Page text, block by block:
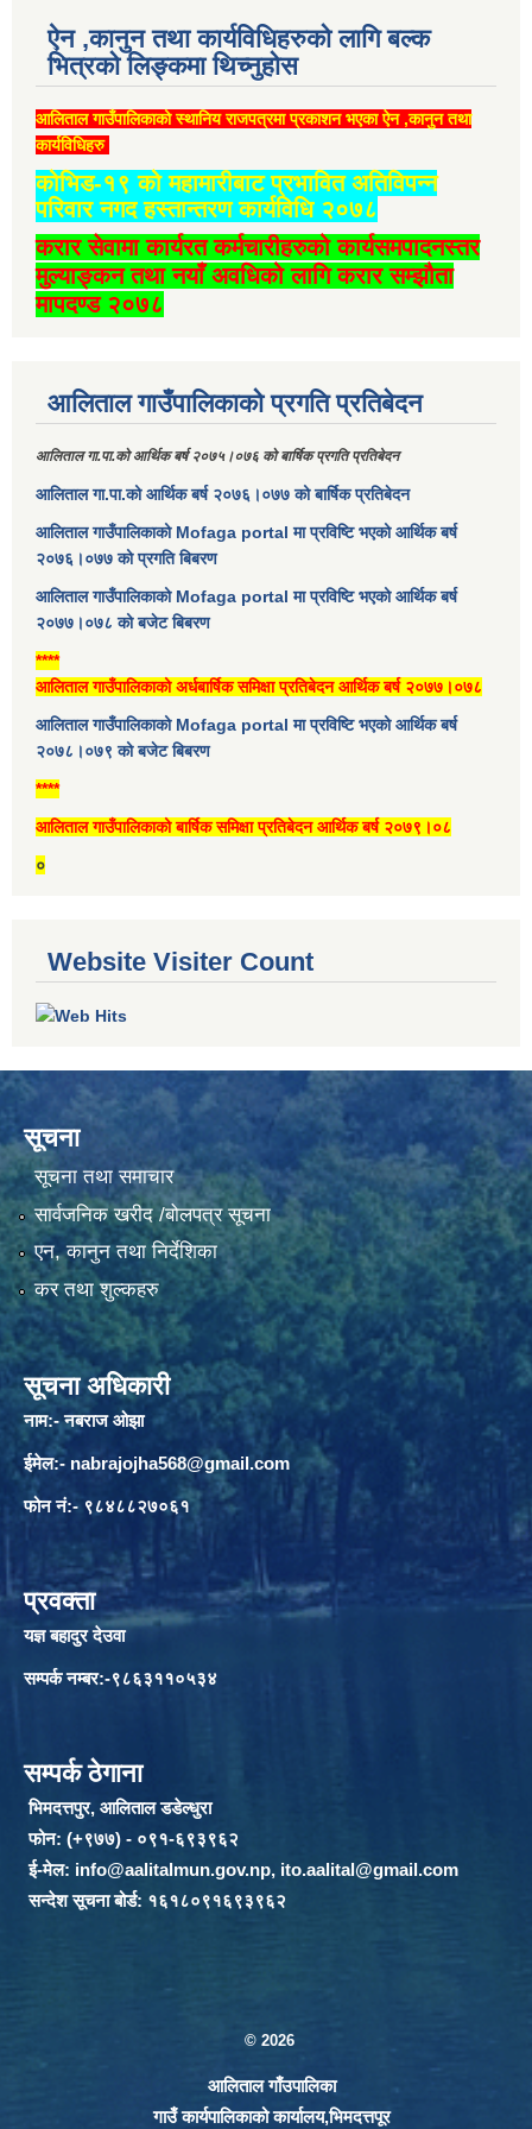
ऐन ,कानुन तथा कार्यविधिहरुको लागि बल्क
भित्रको लिङ्कमा थिच्‍नुहोस
आलिताल गाउँपालिकाको स्थानिय राजपत्रमा प्रकाशन भएका ऐन ,कानुन तथा
कार्यविधिहरु
कोभिड-१९ को महामारीबाट प्रभावित अतिविपन्न
परिवार नगद हस्तान्तरण कार्यविधि २०७८
करार सेवामा कार्यरत कर्मचारीहरुको कार्यसमपादनस्तर
मुल्याङ्कन तथा नयाँ अवधिको लागि करार सम्झौता
मापदण्ड २०७८
आलिताल गाउँपालिकाको प्रगति प्रतिबेदन
आलिताल गा.पा.को आर्थिक बर्ष २०७५।०७६ को बार्षिक प्रगति प्रतिबेदन
आलिताल गा.पा.को आर्थिक बर्ष २०७६।०७७ को बार्षिक प्रतिबेदन
आलिताल गाउँपालिकाको Mofaga portal मा प्रविष्टि भएको आर्थिक बर्ष
२०७६।०७७ को प्रगति बिबरण
आलिताल गाउँपालिकाको Mofaga portal मा प्रविष्टि भएको आर्थिक बर्ष
२०७७।०७८ को बजेट बिबरण
****
आलिताल गाउँपालिकाको अर्धबार्षिक समिक्षा प्रतिबेदन आर्थिक बर्ष २०७७।०७८
आलिताल गाउँपालिकाको Mofaga portal मा प्रविष्टि भएको आर्थिक बर्ष
२०७८।०७९ को बजेट बिबरण
****
आलिताल गाउँपालिकाको बार्षिक समिक्षा प्रतिबेदन आर्थिक बर्ष २०७९।०८
०
Website Visiter Count
सूचना
सूचना तथा समाचार
सार्वजनिक खरीद /बोलपत्र सूचना
एन, कानुन तथा निर्देशिका
कर तथा शुल्कहरु
सूचना अधिकारी
नाम:- नबराज ओझा
ईमेल:- nabrajojha568@gmail.com
फोन नं:- ९८४८८२७०६१
प्रवक्ता
यज्ञ बहादुर देउवा
सम्पर्क नम्बर:-९८६३११०५३४
सम्पर्क ठेगाना
भिमदत्तपुर, आलिताल डडेल्धुरा
फोन: (+९७७) - ०९१-६९३९६२
ई-मेल: info@aalitalmun.gov.np, ito.aalital@gmail.com
सन्देश सूचना बोर्ड: १६१८०९१६९३९६२
© 2026
आलिताल गाँउपालिका
गाउँ कार्यपालिकाको कार्यालय,भिमदत्तपूर